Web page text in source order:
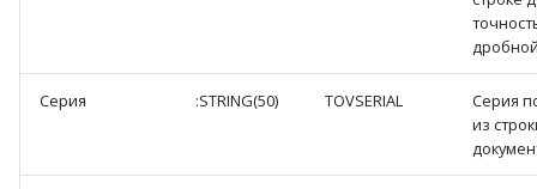
Серия :STRING(50) TOVSERIAL
Серия
из